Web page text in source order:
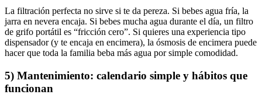
La filtración perfecta no sirve si te da pereza. Si bebes agua fría, la
jarra en nevera encaja. Si bebes mucha agua durante el día, un filtro
de grifo portátil es “fricción cero”. Si quieres una experiencia tipo
dispensador (y te encaja en encimera), la ósmosis de encimera puede
hacer que toda la familia beba más agua por simple comodidad.
5) Mantenimiento: calendario simple y hábitos que
funcionan